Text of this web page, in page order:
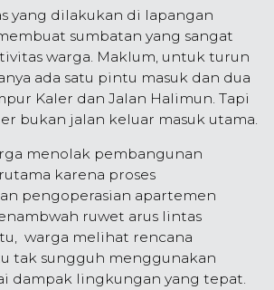
yang dilakukan di lapangan
sumbatan yang sangat
warga. Maklum, untuk turun
ada satu pintu masuk dan dua
Kaler dan Jalan Halimun. Tapi
bukan jalan keluar masuk utama.
menolak pembangunan
karena proses
pengoperasian apartemen
ruwet arus lintas
warga melihat rencana
tak sungguh menggunakan
dampak lingkungan yang tepat.